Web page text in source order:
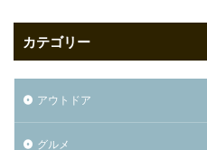
カテゴリー
アウトドア
グルメ